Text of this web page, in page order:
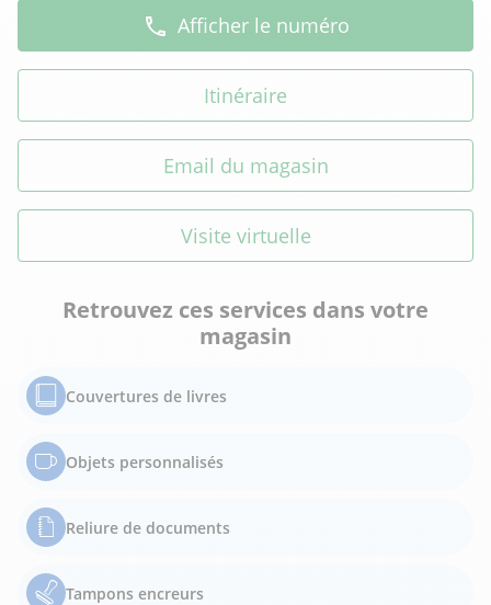
Afficher le numéro
Itinéraire
Email du magasin
Visite virtuelle
Retrouvez ces services dans votre
magasin
Couvertures de livres
Objets personnalisés
Reliure de documents
Tampons encreurs